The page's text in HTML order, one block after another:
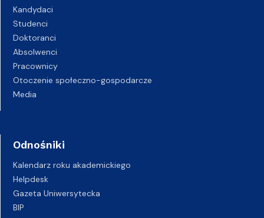
Kandydaci
Studenci
Doktoranci
Absolwenci
Pracownicy
Otoczenie społeczno-gospodarcze
Media
Odnośniki
Kalendarz roku akademickiego
Helpdesk
Gazeta Uniwersytecka
BIP